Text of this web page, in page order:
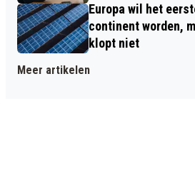
Europa wil het
continent worden,
klopt niet
Meer artikelen